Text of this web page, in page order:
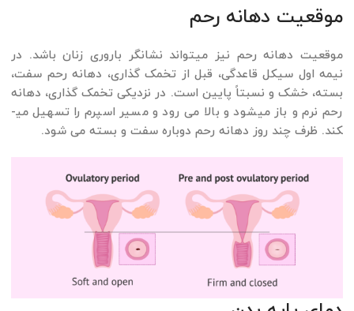
موقعیت دهانه رحم
موقعیت دهانه رحم نیز می­تواند نشانگر باروری زنان باشد. در
نیمه اول سیکل قاعدگی، قبل از تخمک گذاری، دهانه رحم سفت،
بسته، خشک و نسبتاً پایین است. در نزدیکی تخمک گذاری، دهانه
رحم نرم و باز می­شود و بالا می رود و مسیر اسپرم را تسهیل می­
کند. ظرف چند روز دهانه رحم دوباره سفت و بسته می شود.